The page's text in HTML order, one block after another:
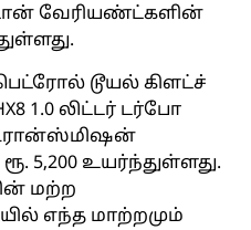
வேரியண்ட்களின்
டூயல் கிளட்ச்
1.0 லிட்டர் டர்போ
5,200 உயர்ந்துள்ளது.
மற்ற
எந்த மாற்றமும்